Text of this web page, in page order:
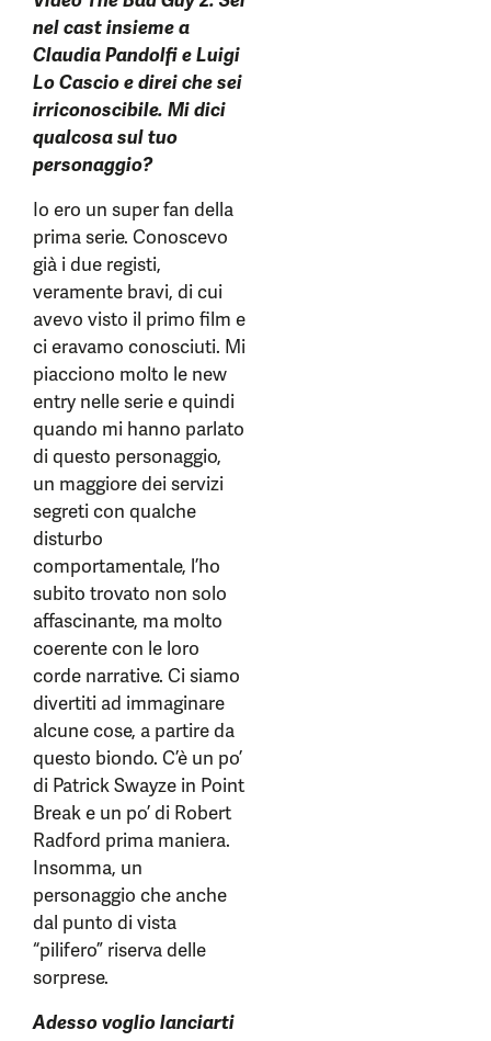
nel cast insieme a
Claudia Pandolfi e Luigi
Lo Cascio e direi che sei
irriconoscibile. Mi dici
qualcosa sul tuo
personaggio?
Io ero un super fan della
prima serie. Conoscevo
già i due registi,
veramente bravi, di cui
avevo visto il primo film e
ci eravamo conosciuti. Mi
piacciono molto le new
entry nelle serie e quindi
quando mi hanno parlato
di questo personaggio,
un maggiore dei servizi
segreti con qualche
disturbo
comportamentale, l’ho
subito trovato non solo
affascinante, ma molto
coerente con le loro
corde narrative. Ci siamo
divertiti ad immaginare
alcune cose, a partire da
questo biondo. C’è un po’
di Patrick Swayze in Point
Break e un po’ di Robert
Radford prima maniera.
Insomma, un
personaggio che anche
dal punto di vista
“pilifero” riserva delle
sorprese.
Adesso voglio lanciarti